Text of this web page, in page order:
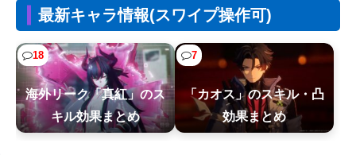
【朗報】Vtuber界、新たなる『弱男の姫』が爆誕
ｗｗｗｗｗｗｗｗｗｗｗ
【速報】ひろゆき、離婚wwwwww
【悲報】女性配信者「アスペの検査してみた…み
んなこれわかるの？」
最新キャラ情報(スワイプ操作可)
18
海外リーク「真紅」のス
キル効果まとめ
7
「カオス」のスキル・凸
効果まとめ